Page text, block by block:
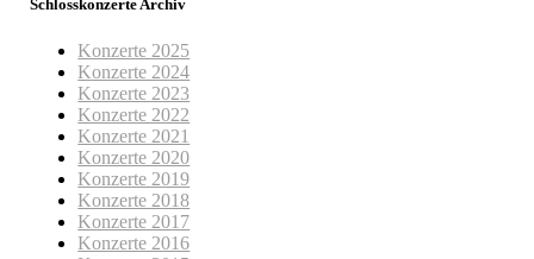
Schlosskonzerte Archiv
Konzerte 2025
Konzerte 2024
Konzerte 2023
Konzerte 2022
Konzerte 2021
Konzerte 2020
Konzerte 2019
Konzerte 2018
Konzerte 2017
Konzerte 2016